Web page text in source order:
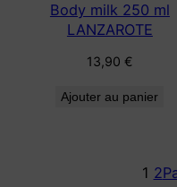
Body milk 250 ml
LANZAROTE
13,90 €
Ajouter au panier
1 2